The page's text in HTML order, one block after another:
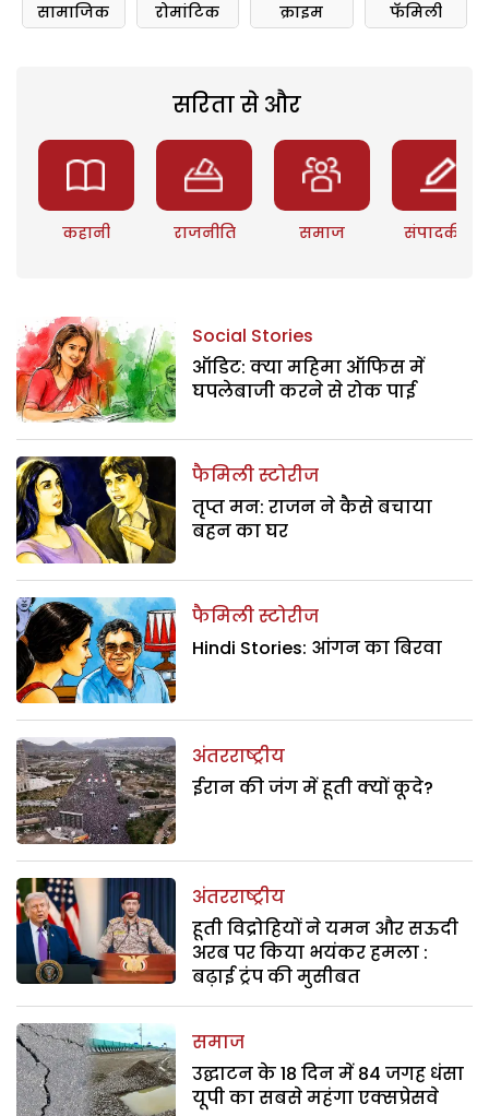
सामाजिक रोमांटिक क्राइम फॅमिली
सरिता से और
कहानी राजनीति समाज संपादकीय
Social Stories
ऑडिट: क्या महिमा ऑफिस में
घपलेबाजी करने से रोक पाई
फैमिली स्टोरीज
तृप्त मन: राजन ने कैसे बचाया
बहन का घर
फैमिली स्टोरीज
Hindi Stories: आंगन का बिरवा
अंतरराष्ट्रीय
ईरान की जंग में हूती क्यों कूदे?
अंतरराष्ट्रीय
हूती विद्रोहियों ने यमन और सऊदी
अरब पर किया भयंकर हमला :
बढ़ाई ट्रंप की मुसीबत
समाज
उद्घाटन के 18 दिन में 84 जगह धंसा
यूपी का सबसे महंगा एक्सप्रेसवे